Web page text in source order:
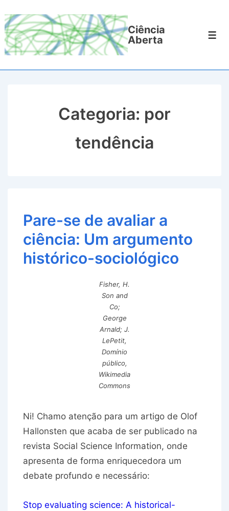
para
Ciência
Aberta
Categoria: por
tendência
Pare-se de avaliar a
ciência: Um argumento
histórico-sociológico
Fisher, H.
Son and
Co;
George
Arnald; J.
LePetit,
Domínio
público,
Wikimedia
Commons
Ni! Chamo atenção para um artigo de Olof
Hallonsten que acaba de ser publicado na
revista Social Science Information, onde
apresenta de forma enriquecedora um
debate profundo e necessário:
Stop evaluating science: A historical-